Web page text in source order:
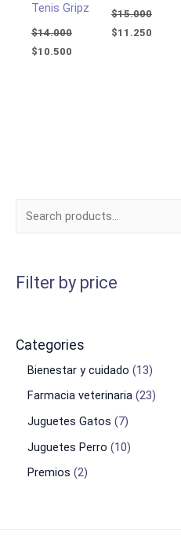
Filter by price
Categories
Bienestar y cuidado 13
Farmacia veterinaria 23
Juguetes Gatos 7
Juguetes Perro 10
Premios 2
Tenis Gripz
$14.000
$10.500
$15.000
$11.250